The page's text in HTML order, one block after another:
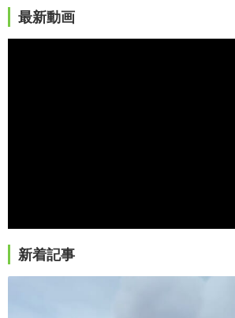
最新動画
新着記事